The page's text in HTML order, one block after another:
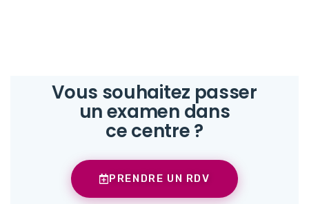
Vous souhaitez passer
un examen dans
ce centre ?
PRENDRE UN RDV